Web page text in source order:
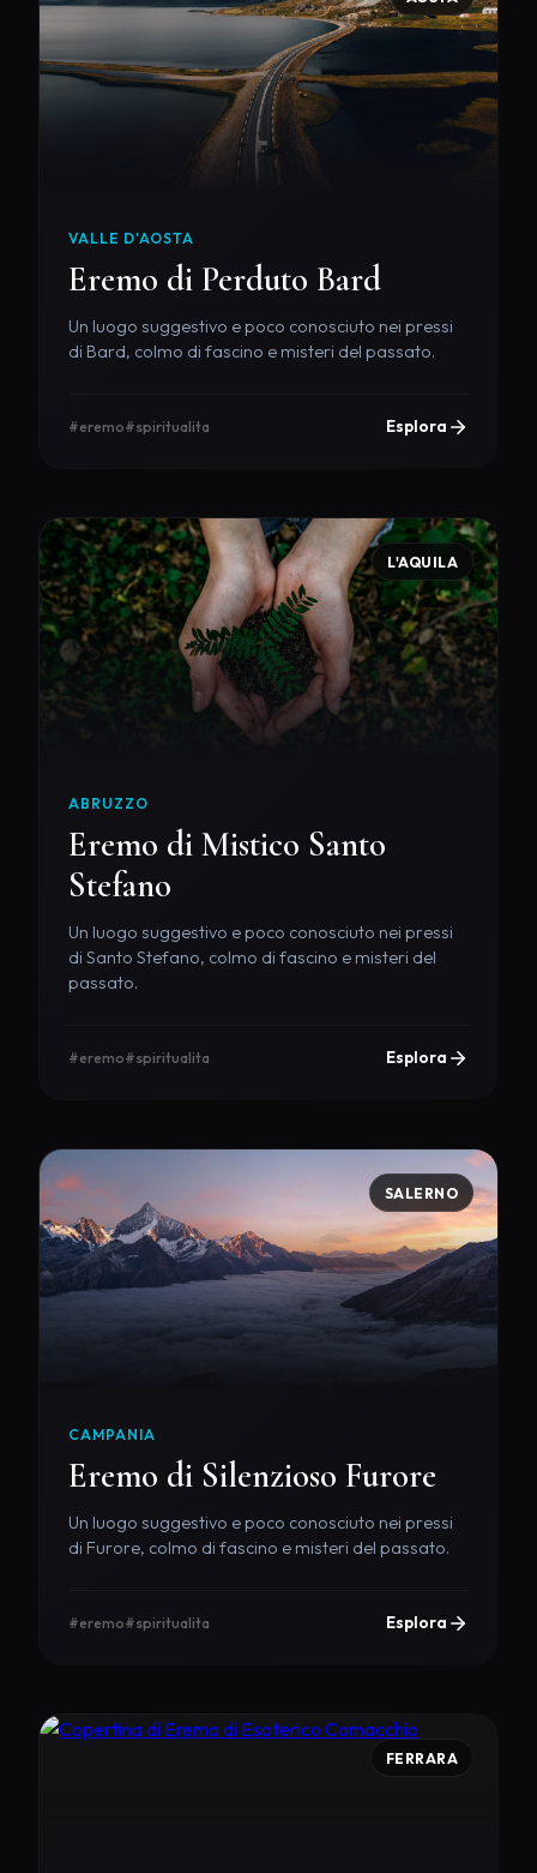
VALLE D'AOSTA
Eremo di Perduto Bard
Un luogo suggestivo e poco conosciuto nei pressi
di Bard, colmo di fascino e misteri del passato.
#eremo#spiritualita Esplora
L'AQUILA
ABRUZZO
Eremo di Mistico Santo
Stefano
Un luogo suggestivo e poco conosciuto nei pressi
di Santo Stefano, colmo di fascino e misteri del
passato.
#eremo#spiritualita Esplora
SALERNO
CAMPANIA
Eremo di Silenzioso Furore
Un luogo suggestivo e poco conosciuto nei pressi
di Furore, colmo di fascino e misteri del passato.
#eremo#spiritualita Esplora
FERRARA